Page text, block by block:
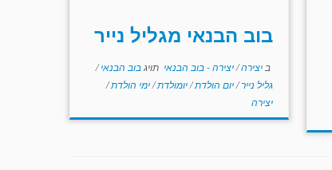
בוב הבנאי מגליל נייר
ב יצירה/יצירה - בוב הבנאי תויגבוב הבנאי/
גליל נייר/יום הולדת/יומולדת/ימי הולדת/
יצירה